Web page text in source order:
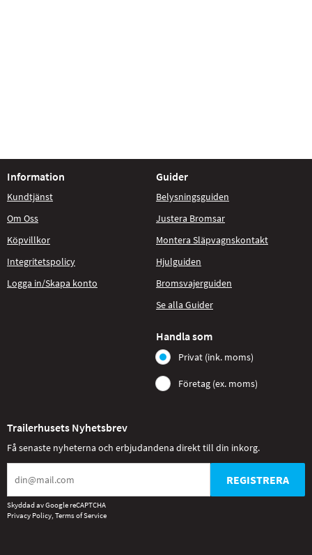
Information
Kundtjänst
Om Oss
Köpvillkor
Integritetspolicy
Logga in/Skapa konto
Guider
Belysningsguiden
Justera Bromsar
Montera Släpvagnskontakt
Hjulguiden
Bromsvajerguiden
Se alla Guider
Handla som
Privat (ink. moms)
Företag (ex. moms)
Trailerhusets Nyhetsbrev
Få senaste nyheterna och erbjudandena direkt till din inkorg.
REGISTRERA
Skyddad av Google reCAPTCHA
Privacy Policy, Terms of Service